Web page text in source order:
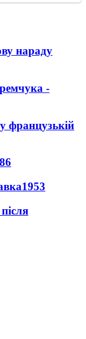
нараду
-
французькій
1953